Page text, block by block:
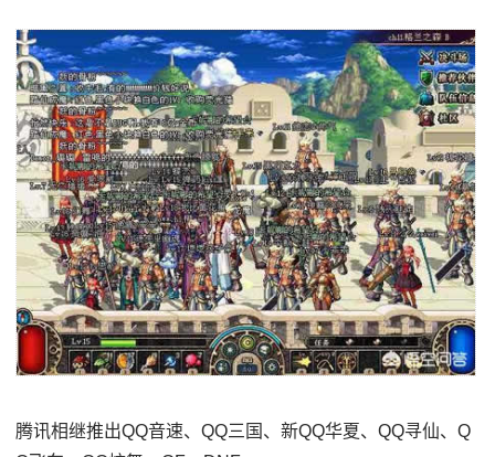
腾讯相继推出QQ音速、QQ三国、新QQ华夏、QQ寻仙、Q